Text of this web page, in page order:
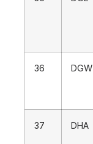
36 DGW
37 DHA